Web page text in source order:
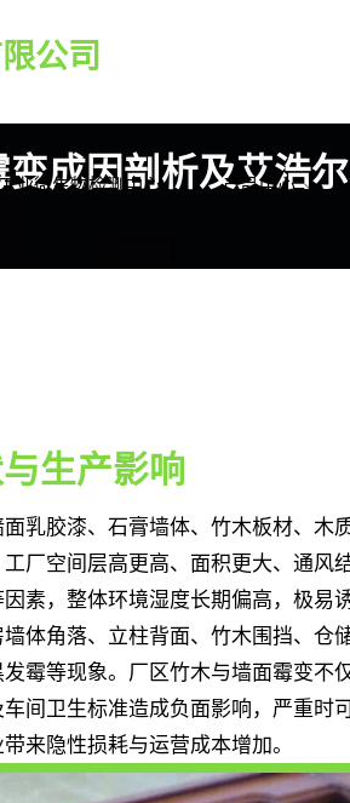
公司
业微生物检测中心 产品中心
成因剖析及艾浩
生产影响
乳胶漆、石膏墙体、竹木板材、木
厂空间层高更高、面积更大、通风
素，整体环境湿度长期偏高，极易
体角落、立柱背面、竹木围挡、仓储
霉等现象。厂区竹木与墙面霉变不
间卫生标准造成负面影响，严重时
来隐性损耗与运营成本增加。